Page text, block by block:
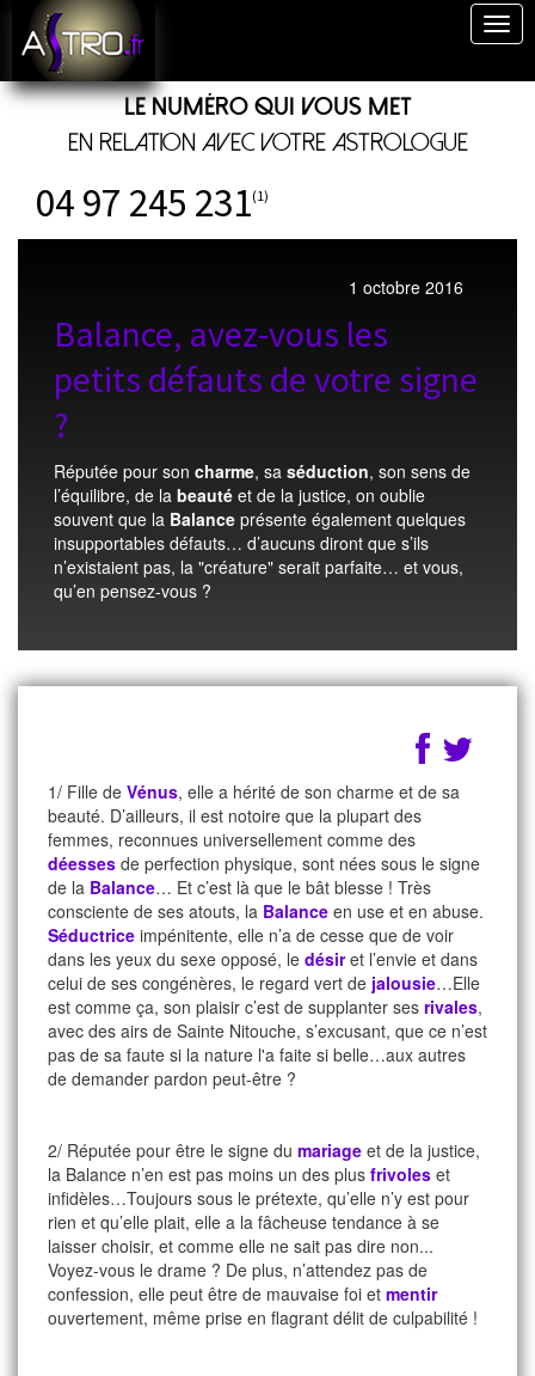
Le numéro qui vous met
en relation avec votre astrologue
04 97 245 231(1)
1 octobre 2016
Balance, avez-vous les
petits défauts de votre signe
?
Réputée pour son charme, sa séduction, son sens de
l’équilibre, de la beauté et de la justice, on oublie
souvent que la Balance présente également quelques
insupportables défauts… d’aucuns diront que s’ils
n’existaient pas, la "créature" serait parfaite… et vous,
qu’en pensez-vous ?
1/ Fille de Vénus, elle a hérité de son charme et de sa
beauté. D’ailleurs, il est notoire que la plupart des
femmes, reconnues universellement comme des
déesses de perfection physique, sont nées sous le signe
de la Balance… Et c’est là que le bât blesse ! Très
consciente de ses atouts, la Balance en use et en abuse.
Séductrice impénitente, elle n’a de cesse que de voir
dans les yeux du sexe opposé, le désiret l’envie et dans
celui de ses congénères, le regard vert de jalousie…Elle
est comme ça, son plaisir c’est de supplanter ses rivales,
avec des airs de Sainte Nitouche, s’excusant, que ce n’est
pas de sa faute si la nature l'a faite si belle…aux autres
de demander pardon peut-être ?
2/ Réputée pour être le signe du mariage et de la justice,
la Balance n’en est pas moins un des plus frivoles et
infidèles…Toujours sous le prétexte, qu’elle n’y est pour
rien et qu’elle plait, elle a la fâcheuse tendance à se
laisser choisir, et comme elle ne sait pas dire non...
Voyez-vous le drame ? De plus, n’attendez pas de
confession, elle peut être de mauvaise foi et mentir
ouvertement, même prise en flagrant délit de culpabilité !